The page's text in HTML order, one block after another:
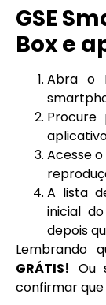
GSE
Box e
Abra o
Procure
Acesse
A lista
inicial
depois
Lembrando
GRÁTIS! Ou
confirmar